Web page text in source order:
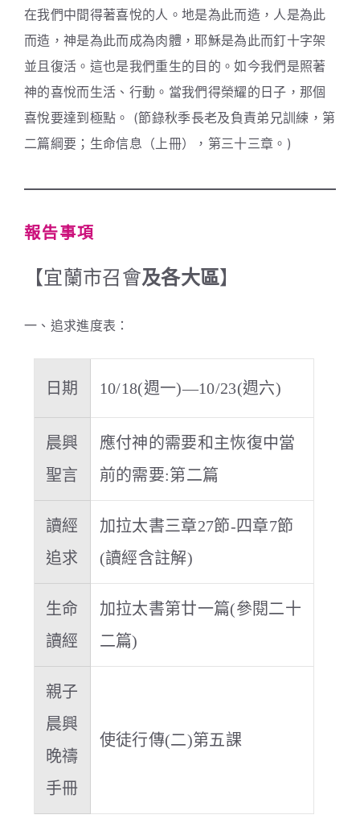
在我們中間得著喜悅的人。地是為此而造，人是為此
而造，神是為此而成為肉體，耶穌是為此而釘十字架
並且復活。這也是我們重生的目的。如今我們是照著
神的喜悅而生活、行動。當我們得榮耀的日子，那個
喜悅要達到極點。 (節錄秋季長老及負責弟兄訓練，第
二篇綱要；生命信息（上冊），第三十三章。)
報告事項
【宜蘭市召會及各大區】
一、追求進度表：
日期 10/18(週一)—10/23(週六)
晨興
聖言
應付神的需要和主恢復中當
前的需要:第二篇
讀經
追求
加拉太書三章27節-四章7節
(讀經含註解)
生命
讀經
加拉太書第廿一篇(參閱二十
二篇)
親子
晨興
晚禱
手冊
使徒行傳(二)第五課